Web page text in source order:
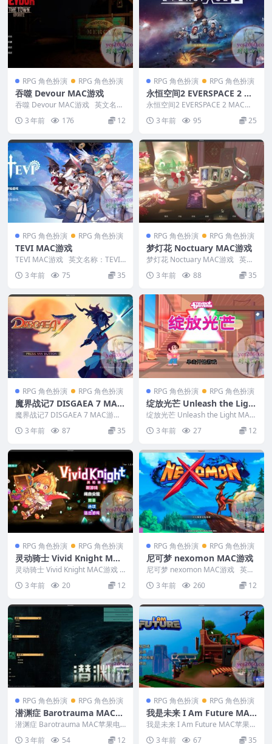
RPG 角色扮演 RPG 角色扮演
吞噬 Devour MAC游戏
吞噬 Devour MAC游戏 英文名
3 年前 176 12
RPG 角色扮演 RPG 角色扮演
永恒空间2 EVERSPACE 2 M
AC游戏
永恒空间2 EVERSPACE 2 MAC游
3 年前 95 25
RPG 角色扮演 RPG 角色扮演
TEVI MAC游戏
TEVI MAC游戏 英文名称：TEVI
3 年前 75 35
RPG 角色扮演 RPG 角色扮演
梦灯花 Noctuary MAC游戏
梦灯花 Noctuary MAC游戏 英文
3 年前 88 35
RPG 角色扮演 RPG 角色扮演
魔界战记7 DISGAEA 7 MAC
游戏
魔界战记7 DISGAEA 7 MAC游戏
3 年前 87 35
RPG 角色扮演 RPG 角色扮演
绽放光芒 Unleash the Ligh
t MAC游戏
绽放光芒 Unleash the Light MAC
3 年前 27 12
RPG 角色扮演 RPG 角色扮演
灵动骑士 Vivid Knight MAC
游戏
灵动骑士 Vivid Knight MAC游戏
3 年前 20 12
RPG 角色扮演 RPG 角色扮演
尼可梦 nexomon MAC游戏
尼可梦 nexomon MAC游戏 英文
3 年前 260 12
RPG 角色扮演 RPG 角色扮演
潜渊症 Barotrauma MAC苹
果电脑游戏 原生中文版 支持
12 13 14
潜渊症 Barotrauma MAC苹果电
脑游戏 原生中文版 支持12 13 1...
3 年前 54 12
RPG 角色扮演 RPG 角色扮演
我是未来 I Am Future MAC
苹果电脑游戏 中文版 支持12
13 14
我是未来 I Am Future MAC苹果电
3 年前 67 35